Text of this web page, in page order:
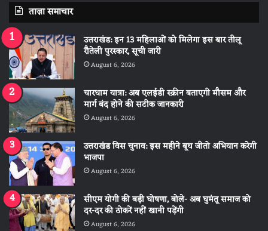
ताज़ा समाचार
उत्तराखंड: इन 13 महिलाओं को मिलेगा इस बार तीलू
रौतेली पुरस्कार, सूची जारी
August 6, 2026
चारधाम यात्रा: अब एलईडी स्क्रीन बताएगी मौसम और
मार्ग बंद होने की सटीक जानकारी
August 6, 2026
उत्तराखंड विस चुनाव: इस महीने बूथ जीतो अभियान करेगी
भाजपा
August 6, 2026
सीएम योगी की बड़ी घोषणा, बोले- अब घुमंतू समाज को
दर-दर की ठोकरें नहीं खानी पड़ेंगी
August 6, 2026